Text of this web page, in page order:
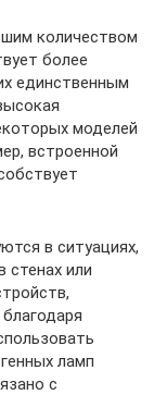
количеством
более
единственным
моделей
встроенной
в ситуациях,
стенах или
ламп
с